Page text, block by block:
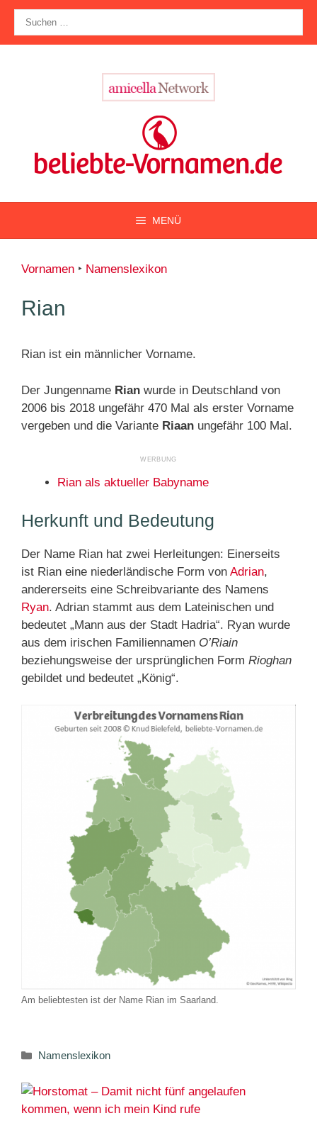
Zum
Inhalt
springen
nach:
MENÜ
Vornamen ‣ Namenslexikon
Rian
Rian ist ein männlicher Vorname.
Der Jungenname Rian wurde in Deutschland von
2006 bis 2018 ungefähr 470 Mal als erster Vorname
vergeben und die Variante Riaan ungefähr 100 Mal.
Rian als aktueller Babyname
Herkunft und Bedeutung
Der Name Rian hat zwei Herleitungen: Einerseits
ist Rian eine niederländische Form von Adrian,
andererseits eine Schreibvariante des Namens
Ryan. Adrian stammt aus dem Lateinischen und
bedeutet „Mann aus der Stadt Hadria“. Ryan wurde
aus dem irischen Familiennamen O’Riain
beziehungsweise der ursprünglichen Form Rioghan
gebildet und bedeutet „König“.
Am beliebtesten ist der Name Rian im Saarland.
Kategorien
Namenslexikon